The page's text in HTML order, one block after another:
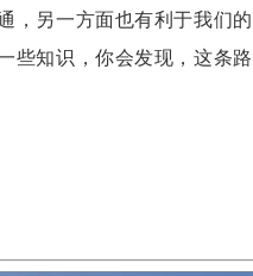
，另一方面也有利于我们
些知识，你会发现，这条